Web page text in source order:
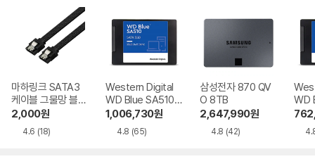
마하링크 SATA3
케이블 그물망 블랙
ML-S3MBK, 0.5m
2,000원
4.6 (18)
Western Digital
WD Blue SA510
4TB
1,006,730원
4.8 (65)
삼성전자 870 QV
O 8TB
2,647,990원
4.8 (42)
WD
TB